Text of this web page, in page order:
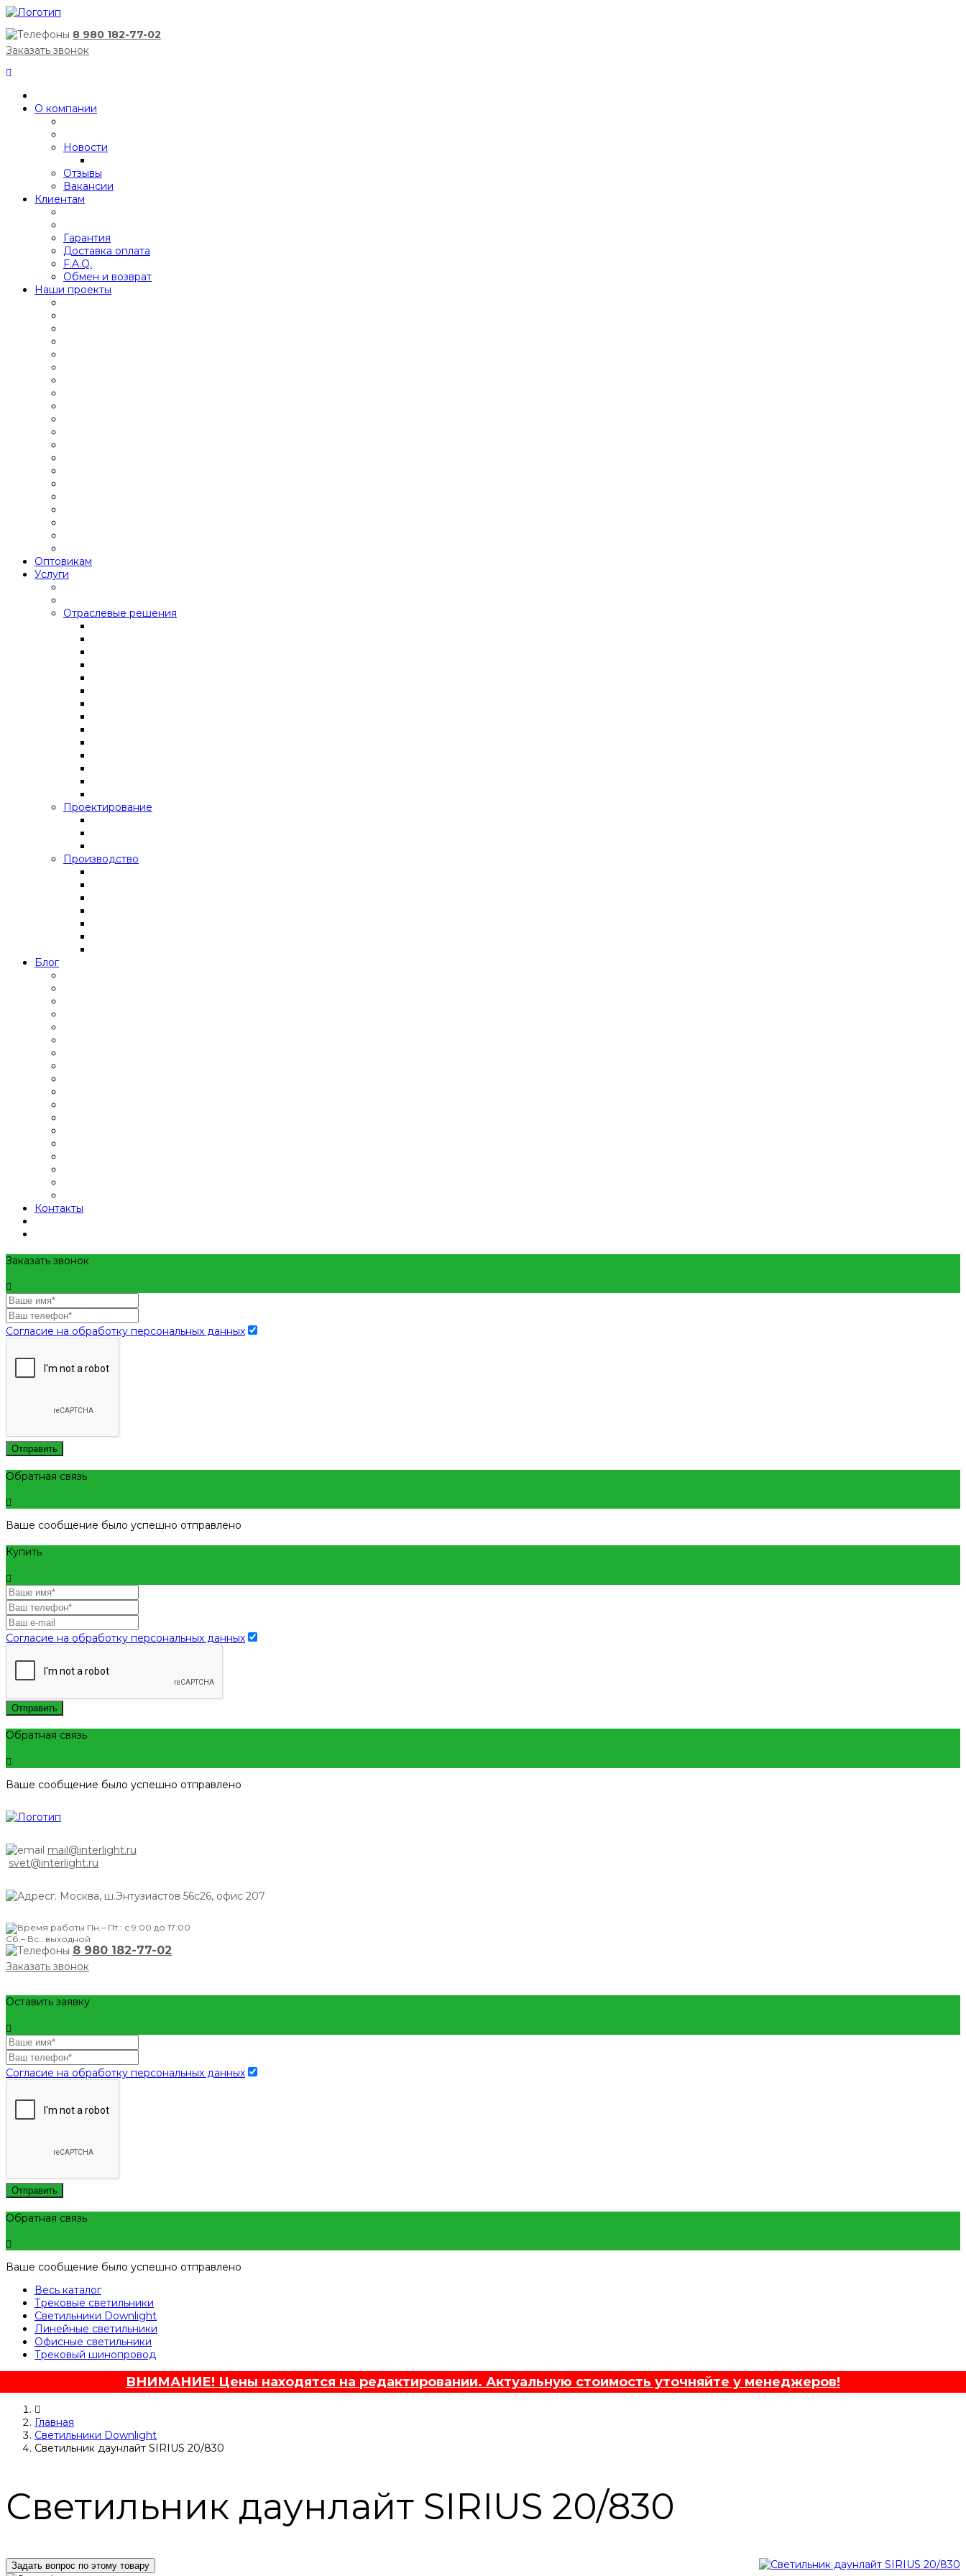
8 980 182-77-02
Заказать звонок
О компании
Новости
Отзывы
Вакансии
Клиентам
Гарантия
Доставка оплата
F.A.Q.
Обмен и возврат
Наши проекты
Оптовикам
Услуги
Отраслевые решения
Проектирование
Производство
Блог
Контакты
Заказать звонок
Согласие на обработку персональных данных
Отправить
Обратная связь
Ваше сообщение было успешно отправлено
Купить
Согласие на обработку персональных данных
Отправить
Обратная связь
Ваше сообщение было успешно отправлено
mail@interlight.ru
svet@interlight.ru
г. Москва, ш.Энтузиастов 56с26, офис 207
Пн.– Пт.: с 9:00 до 17:00
Сб.– Вс.: выходной
8 980 182-77-02
Заказать звонок
Оставить заявку
Согласие на обработку персональных данных
Отправить
Обратная связь
Ваше сообщение было успешно отправлено
Весь каталог
Трековые светильники
Светильники Downlight
Линейные светильники
Офисные светильники
Трековый шинопровод
ВНИМАНИЕ! Цены находятся на редактировании. Актуальную стоимость уточняйте у менеджеров!
Главная
Светильники Downlight
Светильник даунлайт SIRIUS 20/830
Светильник даунлайт SIRIUS 20/830
Задать вопрос по этому товару